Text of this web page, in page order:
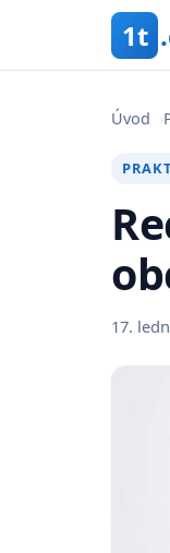
1t
Úvod ›
17.